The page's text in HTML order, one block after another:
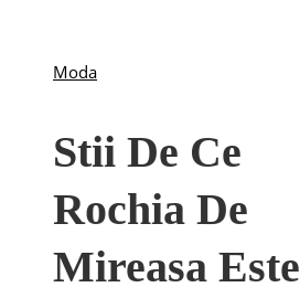
Moda
Stii De Ce
Rochia De
Mireasa Este